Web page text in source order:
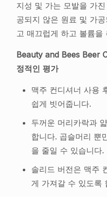
지성 및 가는 모발을 가
공되지 않은 원료 및 가
고 매끄럽게 하고 볼륨을
Beauty and Bees Beer
정적인 평가
맥주 컨디셔너 사용
쉽게 빗어줍니다.
두꺼운 머리카락과
합니다. 곱슬머리 뿐
을 줄일 수 있습니다.
솔리드 버전은 맥주
게 가져갈 수 있도록